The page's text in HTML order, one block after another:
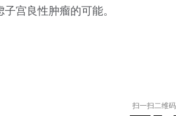
宫良性肿瘤的可能。
扫一扫二维